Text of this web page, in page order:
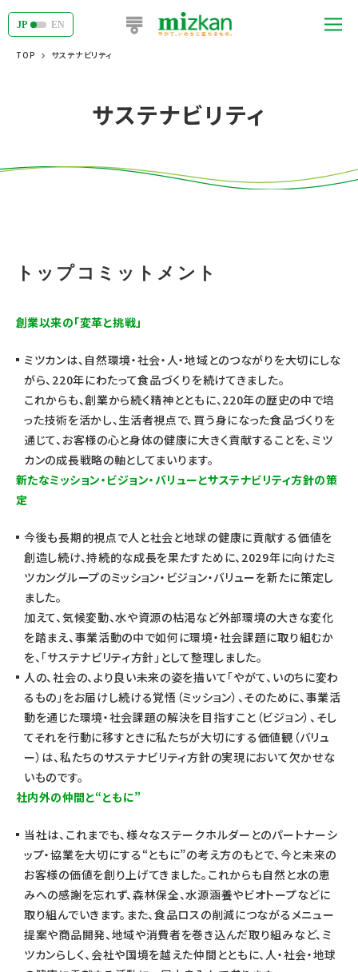
JP EN
TOP サステナビリティ
サステナビリティ
トップコミットメント
創業以来の「変革と挑戦」
ミツカンは、自然環境・社会・人・地域とのつながりを大切にしな
がら、220年にわたって食品づくりを続けてきました。
これからも、創業から続く精神とともに、220年の歴史の中で培
った技術を活かし、生活者視点で、買う身になった食品づくりを
通じて、お客様の心と身体の健康に大きく貢献することを、ミツ
カンの成長戦略の軸としてまいります。
新たなミッション・ビジョン・バリューとサステナビリティ方針の策
定
今後も長期的視点で人と社会と地球の健康に貢献する価値を
創造し続け、持続的な成長を果たすために、2029年に向けたミ
ツカングループのミッション・ビジョン・バリューを新たに策定し
ました。
加えて、気候変動、水や資源の枯渇など外部環境の大きな変化
を踏まえ、事業活動の中で如何に環境・社会課題に取り組むか
を、「サステナビリティ方針」として整理しました。
人の、社会の、より良い未来の姿を描いて「やがて、いのちに変わ
るもの」をお届けし続ける覚悟（ミッション）、そのために、事業活
動を通じた環境・社会課題の解決を目指すこと（ビジョン）、そし
てそれを行動に移すときに私たちが大切にする価値観（バリュ
ー）は、私たちのサステナビリティ方針の実現において欠かせな
いものです。
社内外の仲間と“ともに”
当社は、これまでも、様々なステークホルダーとのパートナーシ
ップ・協業を大切にする“ともに”の考え方のもとで、今と未来の
お客様の価値を創り上げてきました。これからも自然と水の恵
みへの感謝を忘れず、森林保全、水源涵養やビオトープなどに
取り組んでいきます。また、食品ロスの削減につながるメニュー
提案や商品開発、地域や消費者を巻き込んだ取り組みなど、ミ
ツカンらしく、会社や国境を越えた仲間とともに、人・社会・地球